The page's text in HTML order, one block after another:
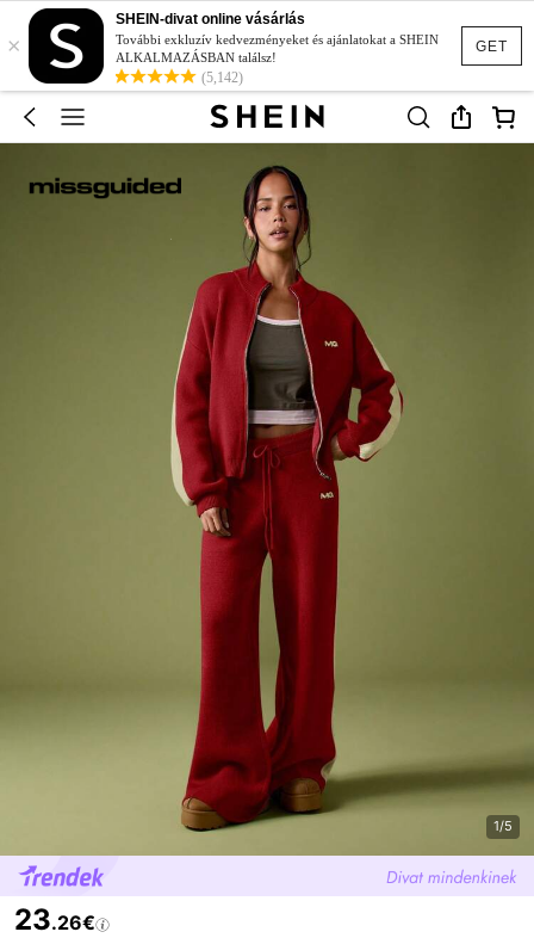
GET
×
SHEIN-divat online vásárlás
További exkluzív kedvezményeket és ajánlatokat a SHEIN
ALKALMAZÁSBAN találsz!
(5,142)
1/5
23.26€